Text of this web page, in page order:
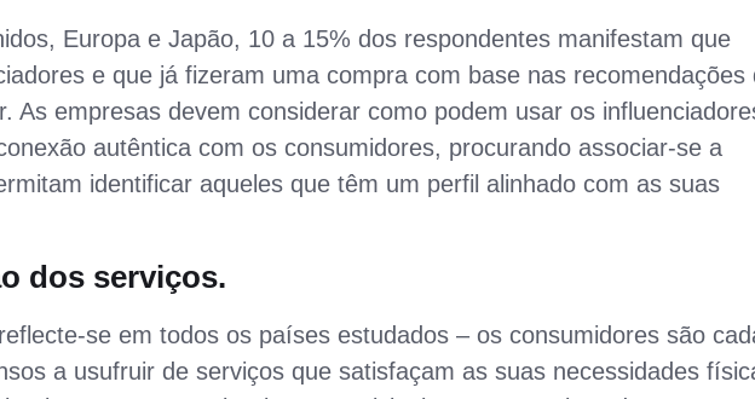
Europa e Japão, 10 a 15% dos respondentes manifestam que
e que já fizeram uma compra com base nas recomendações
As empresas devem considerar como podem usar os
autêntica com os consumidores, procurando associar-se a
identificar aqueles que têm um perfil alinhado com as suas
dos serviços.
se em todos os países estudados – os consumidores são
a usufruir de serviços que satisfaçam as suas necessidades